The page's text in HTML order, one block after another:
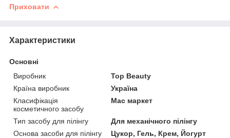
Приховати
Характеристики
Основні
Виробник
Top Beauty
Країна виробник
Україна
Класифікація
косметичного засобу
Мас маркет
Тип засобу для пілінгу
Для механічного пілінгу
Основа засоби для пілінгу
Цукор, Гель, Крем, Йогурт